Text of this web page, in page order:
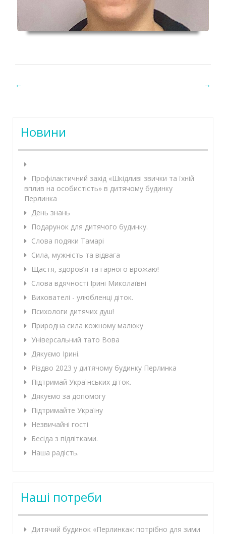
← →
Новини
Профілактичний захід «Шкідливі звички та їхній
вплив на особистість» в дитячому будинку
Перлинка
День знань
Подарунок для дитячого будинку.
Слова подяки Тамарі
Сила, мужність та відвага
Щастя, здоров’я та гарного врожаю!
Слова вдячності Ірині Миколаївні
Вихователі - улюбленці діток.
Психологи дитячих душ!
Природна сила кожному малюку
Універсальний тато Вова
Дякуємо Ірині.
Різдво 2023 у дитячому будинку Перлинка
Підтримай Українських діток.
Дякуємо за допомогу
Підтримайте Україну
Незвичайні гості
Бесіда з підлітками.
Наша радість.
Наші потреби
Дитячий будинок «Перлинка»: потрібно для зими